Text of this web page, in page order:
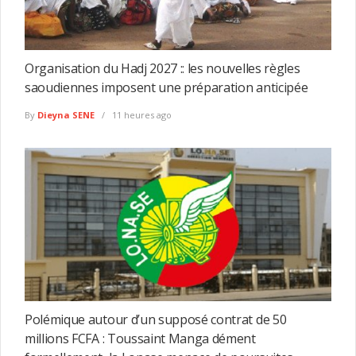
Organisation du Hadj 2027 :: les nouvelles règles
saoudiennes imposent une préparation anticipée
By Dieyna SENE 11 heures ago
Polémique autour d’un supposé contrat de 50
millions FCFA : Toussaint Manga dément